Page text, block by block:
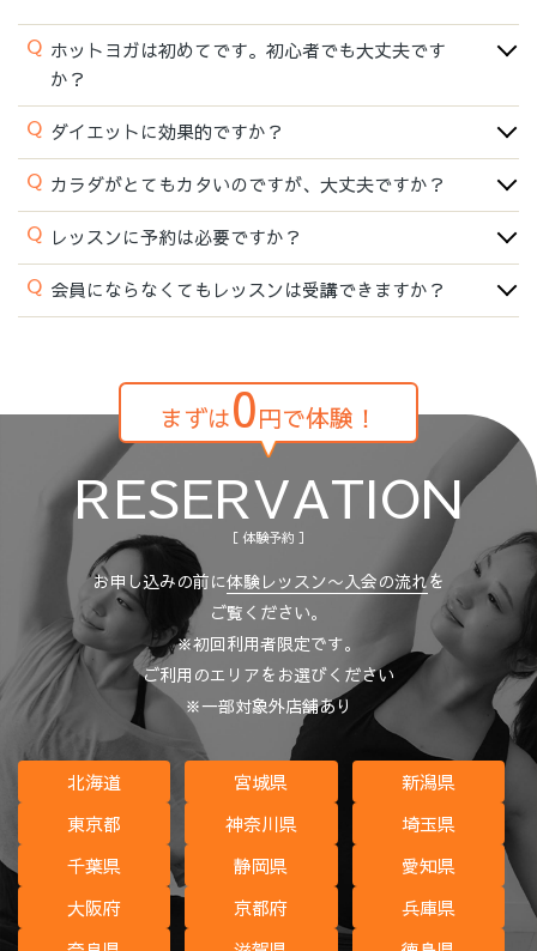
Q ホットヨガは初めてです。初心者でも大丈夫です
か？
Q ダイエットに効果的ですか？
Q カラダがとてもカタいのですが、大丈夫ですか？
Q レッスンに予約は必要ですか？
Q 会員にならなくてもレッスンは受講できますか？
まずは0円で体験！
RESERVATION
［ 体験予約 ］
お申し込みの前に体験レッスン〜入会の流れを
ご覧ください。
※初回利用者限定です。
ご利用のエリアをお選びください
※一部対象外店舗あり
北海道 宮城県
新潟県
東京都
神奈川県
埼玉県
千葉県
静岡県
愛知県
大阪府
京都府
兵庫県